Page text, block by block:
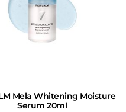
Mela Whitening Moisture
Serum 20ml